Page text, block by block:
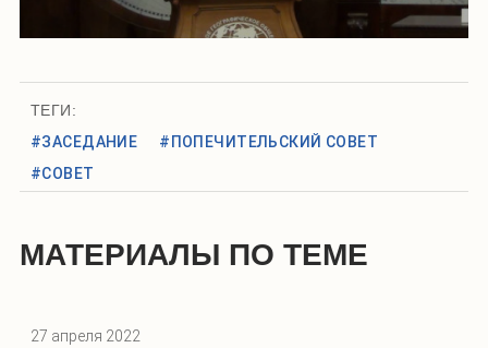
ТЕГИ:
#ЗАСЕДАНИЕ
#ПОПЕЧИТЕЛЬСКИЙ СОВЕТ
#СОВЕТ
МАТЕРИАЛЫ ПО ТЕМЕ
27 апреля 2022